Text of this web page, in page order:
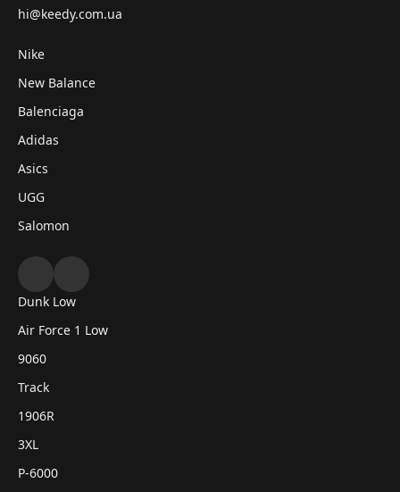
hi@keedy.com.ua
Nike
New Balance
Balenciaga
Adidas
Asics
UGG
Salomon
Dunk Low
Air Force 1 Low
9060
Track
1906R
3XL
P-6000